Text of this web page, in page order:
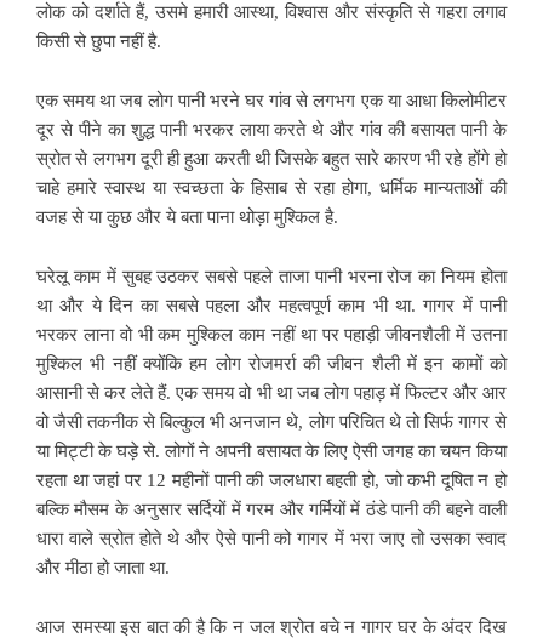
लोक को दर्शाते हैं,उसमे हमारी आस्था, विश्वास और संस्कृति से गहरा लगाव
किसी से छुपा नहीं है.
एक समय था जब लोग पानी भरने घर गांव से लगभग एक या आधा किलोमीटर
दूर से पीने का शुद्ध पानी भरकर लाया करते थे और गांव की बसायत पानी के
स्रोत से लगभग दूरी ही हुआकरती थी जिसके बहुत सारे कारण भी रहे होंगे हो
चाहे हमारे स्वास्थ या स्वच्छता के हिसाब से रहा होगा, धर्मिक मान्यताओं की
वजह से या कुछ और ये बता पाना थोड़ा मुश्किल है.
घरेलू काम में सुबह उठकर सबसे पहले ताजा पानी भरना रोज का नियम होता
था और ये दिन का सबसे पहला और महत्वपूर्ण काम भी था. गागर में पानी
भरकर लाना वो भी कम मुश्किल काम नहीं था पर पहाड़ी जीवनशैली में उतना
मुश्किल भी नहीं क्योंकि हम लोग रोजमर्रा की जीवन शैली में इन कामों को
आसानी से कर लेते हैं.एक समय वो भी था जब लोग पहाड़ में फिल्टर और आर
वो जैसी तकनीक से बिल्कुल भी अनजान थे, लोग परिचित थे तो सिर्फ गागर से
या मिट्टी के घड़े से. लोगों ने अपनी बसायत के लिए ऐसी जगह का चयन किया
रहता था जहां पर 12 महीनों पानी की जलधारा बहती हो, जो कभी दूषित न हो
बल्कि मौसम के अनुसार सर्दियों में गरम और गर्मियों में ठंडे पानी की बहने वाली
धारा वाले स्रोत होते थे और ऐसे पानी को गागर में भरा जाए तो उसका स्वाद
और मीठा हो जाता था.
आज समस्या इस बात की है कि न जल श्रोत बचे न गागर घर के अंदर दिख